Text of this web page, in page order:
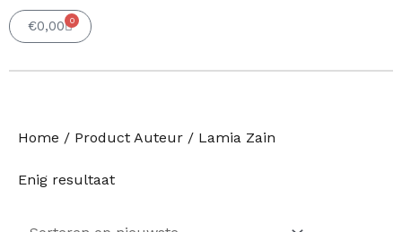
€0,00 0
Winkelwagen
Home / Product Auteur / Lamia Zain
Enig resultaat